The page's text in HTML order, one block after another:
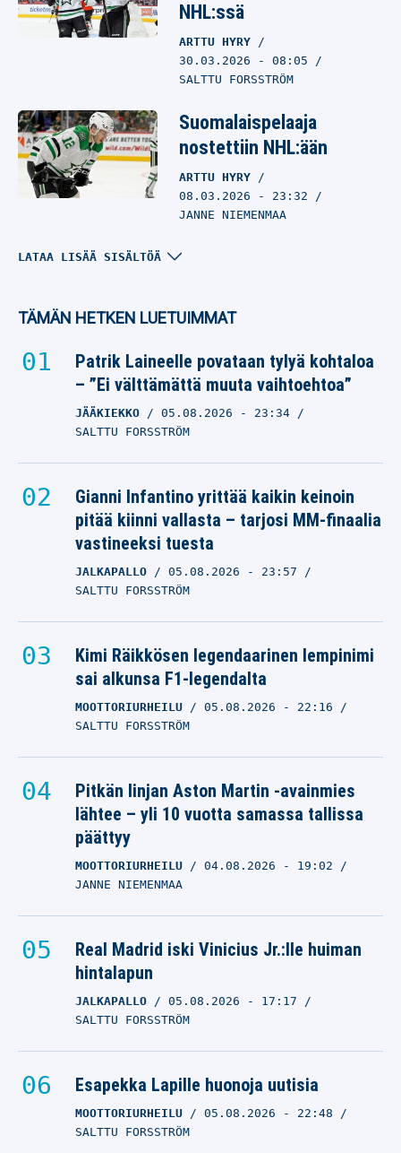
NHL:ssä
ARTTU HYRY
30.03.2026 - 08:05
SALTTU FORSSTRÖM
Suomalaispelaaja
nostettiin NHL:ään
ARTTU HYRY
08.03.2026 - 23:32
JANNE NIEMENMAA
Joko aukeaa paikka
NHL-lupauksella hurja
ARTTU HYRY
25.11.2025- 17:12
Ylämummossa heilahti –
Arttu Hyry teki
joukkueensa kauden
avausmaalin
ARTTU HYRY
11.10.2025
- 06:00
JUSSI LEHMOLA
Jesse Puljujärven ja
Kaapo Kähkösen
finaalivastustaja selvillä
ARTTU HYRY
09.06.2025
Arttu Hyryn joukkue otti
pakkovoiton jatkoajalla
ARTTU HYRY
07.06.2025
LATAA LISÄÄ SISÄLTÖÄ
TÄMÄN HETKEN LUETUIMMAT
Patrik Laineelle povataan tylyä kohtaloa
– ”Ei välttämättä muuta vaihtoehtoa”
JÄÄKIEKKO 05.08.2026 - 23:34
SALTTU FORSSTRÖM
Gianni Infantino yrittää kaikin keinoin
pitää kiinni vallasta – tarjosi MM-finaalia
vastineeksi tuesta
JALKAPALLO 05.08.2026 - 23:57
SALTTU FORSSTRÖM
Kimi Räikkösen legendaarinen lempinimi
sai alkunsa F1-legendalta
MOOTTORIURHEILU 05.08.2026 - 22:16
SALTTU FORSSTRÖM
Pitkän linjan Aston Martin -avainmies
lähtee – yli 10 vuotta samassa tallissa
päättyy
MOOTTORIURHEILU 04.08.2026 - 19:02
JANNE NIEMENMAA
Real Madrid iski Vinicius Jr.:lle huiman
hintalapun
JALKAPALLO 05.08.2026 - 17:17
SALTTU FORSSTRÖM
Esapekka Lapille huonoja uutisia
MOOTTORIURHEILU 05.08.2026 - 22:48
SALTTU FORSSTRÖM